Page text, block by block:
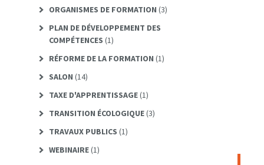
ORGANISMES DE FORMATION (3)
PLAN DE DÉVELOPPEMENT DES
COMPÉTENCES (1)
RÉFORME DE LA FORMATION (1)
SALON (14)
TAXE D'APPRENTISSAGE(1)
TRANSITION ÉCOLOGIQUE(3)
TRAVAUX PUBLICS (1)
WEBINAIRE(1)